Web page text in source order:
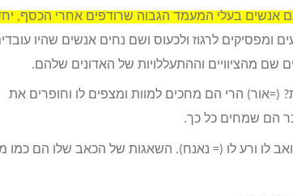
אנשים בעלי המעמד הגבוה שרודפים אחרי הכסף,
לרגוז ולכעוס ושם נחים אנשים שהיו
שם מהציוויים וההתעללויות של האדונים שלהם.
(=אור) הרי הם מחכים למוות ומצפים לו וחופרים את
הם שמחים כל כך.
לו ורע לו (= נאנח). השאגות של הכאב שלו הם כמו